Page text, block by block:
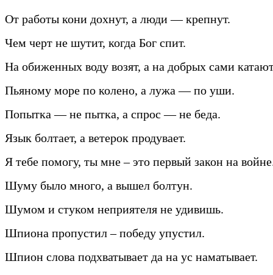
От работы кони дохнут, а люди — крепнут.
Чем черт не шутит, когда Бог спит.
На обиженных воду возят, а на добрых сами
Пьяному море по колено, а лужа — по уши.
Попытка — не пытка, а спрос — не беда.
Язык болтает, а ветерок продувает.
Я тебе помогу, ты мне – это первый закон на
Шуму было много, а вышел болтун.
Шумом и стуком неприятеля не удивишь.
Шпиона пропустил – победу упустил.
Шпион слова подхватывает да на ус наматывает.